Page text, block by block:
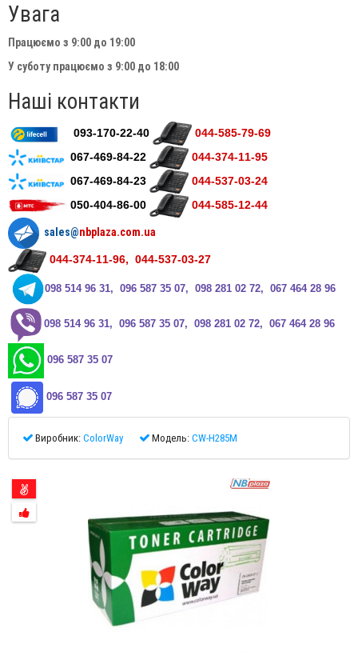
Увага
Працюємо з 9:00 до 19:00
У суботу працюємо з 9:00 до 18:00
Наші контакти
093-170-22-40
044-585-79-69
067-469-84-22
044-374-11-95
067-469-84-23
044-537-03-24
050-404-86-00
044-585-12-44
sales@nbplaza.com.ua
044-374-11-96, 044-537-03-27
098 514 96 31, 096 587 35 07, 098 281 02 72, 067 464 28 96
098 514 96 31, 096 587 35 07, 098 281 02 72, 067 464 28 96
096 587 35 07
096 587 35 07
Виробник: ColorWay Модель: CW-H285M